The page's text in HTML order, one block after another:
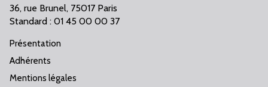
36, rue Brunel, 75017 Paris
Standard : 01 45 00 00 37
Présentation
Adhérents
Mentions légales